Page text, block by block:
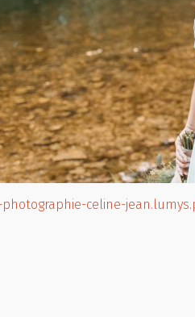
celine-